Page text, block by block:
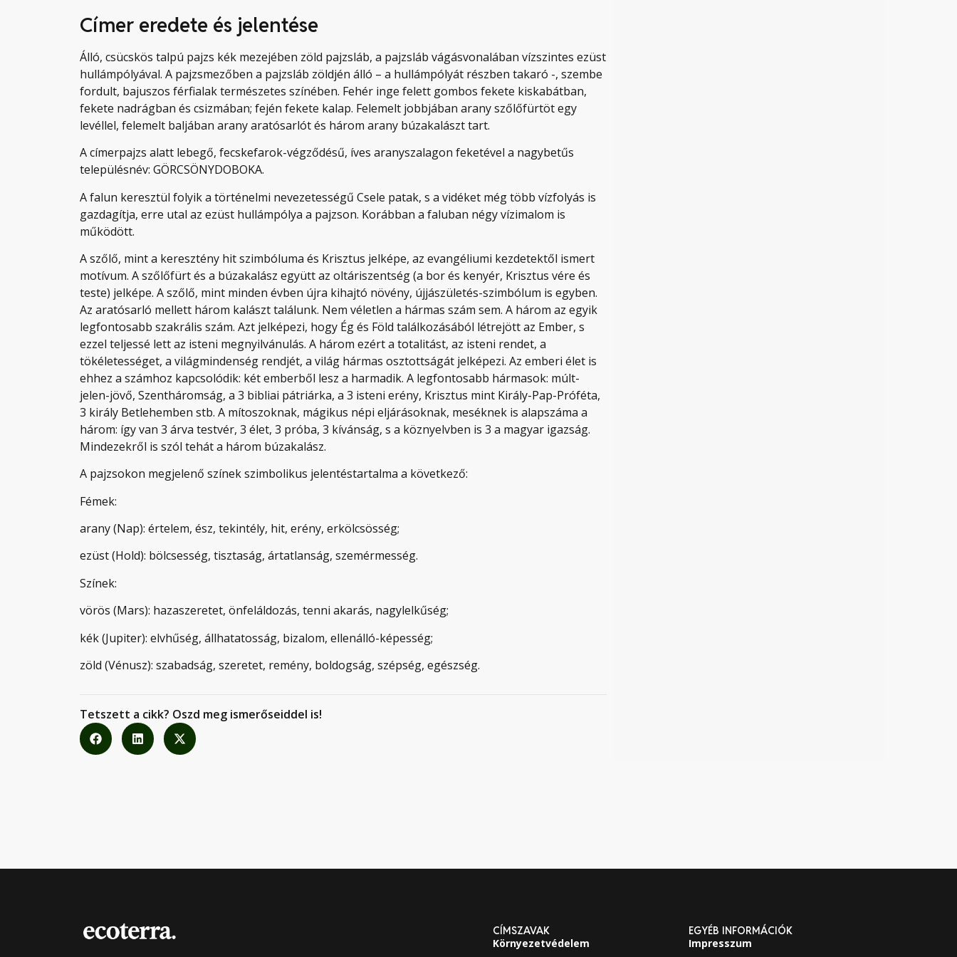
Címer eredete és jelentése
Álló, csücskös talpú pajzs kék mezejében zöld pajzsláb, a pajzsláb vágásvonalában vízszintes ezüst
hullámpólyával. A pajzsmezőben a pajzsláb zöldjén álló – a hullámpólyát részben takaró -, szembe
fordult, bajuszos férfialak természetes színében. Fehér inge felett gombos fekete kiskabátban,
fekete nadrágban és csizmában; fején fekete kalap. Felemelt jobbjában arany szőlőfürtöt egy
levéllel, felemelt baljában arany aratósarlót és három arany búzakalászt tart.
A címerpajzs alatt lebegő, fecskefarok-végződésű, íves aranyszalagon feketével a nagybetűs
településnév: GÖRCSÖNYDOBOKA.
A falun keresztül folyik a történelmi nevezetességű Csele patak, s a vidéket még több vízfolyás is
gazdagítja, erre utal az ezüst hullámpólya a pajzson. Korábban a faluban négy vízimalom is
működött.
A szőlő, mint a keresztény hit szimbóluma és Krisztus jelképe, az evangéliumi kezdetektől ismert
motívum. A szőlőfürt és a búzakalász együtt az oltáriszentség (a bor és kenyér, Krisztus vére és
teste) jelképe. A szőlő, mint minden évben újra kihajtó növény, újjászületés-szimbólum is egyben.
Az aratósarló mellett három kalászt találunk. Nem véletlen a hármas szám sem. A három az egyik
legfontosabb szakrális szám. Azt jelképezi, hogy Ég és Föld találkozásából létrejött az Ember, s
ezzel teljessé lett az isteni megnyilvánulás. A három ezért a totalitást, az isteni rendet, a
tökéletességet, a világmindenség rendjét, a világ hármas osztottságát jelképezi. Az emberi élet is
ehhez a számhoz kapcsolódik: két emberből lesz a harmadik. A legfontosabb hármasok: múlt-
jelen-jövő, Szentháromság, a 3 bibliai pátriárka, a 3 isteni erény, Krisztus mint Király-Pap-Próféta,
3 király Betlehemben stb. A mítoszoknak, mágikus népi eljárásoknak, meséknek is alapszáma a
három: így van 3 árva testvér, 3 élet, 3 próba, 3 kívánság, s a köznyelvben is 3 a magyar igazság.
Mindezekről is szól tehát a három búzakalász.
A pajzsokon megjelenő színek szimbolikus jelentéstartalma a következő:
Fémek:
arany (Nap): értelem, ész, tekintély, hit, erény, erkölcsösség;
ezüst (Hold): bölcsesség, tisztaság, ártatlanság, szemérmesség.
Színek:
vörös (Mars): hazaszeretet, önfeláldozás, tenni akarás, nagylelkűség;
kék (Jupiter): elvhűség, állhatatosság, bizalom, ellenálló-képesség;
zöld (Vénusz): szabadság, szeretet, remény, boldogság, szépség, egészség.
Tetszett a cikk? Oszd meg ismerőseiddel is!
CÍMSZAVAK
Környezetvédelem
EGYÉB INFORMÁCIÓK
Impresszum